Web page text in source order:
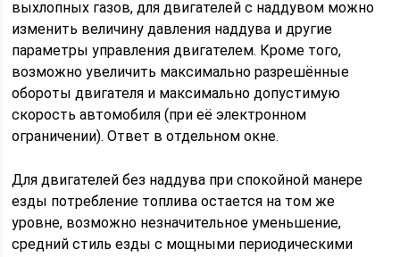
выхлопных газов, для двигателей с наддувом можно
изменить величину давления наддува и другие
параметры управления двигателем. Кроме того,
возможно увеличить максимально разрешённые
обороты двигателя и максимально допустимую
скорость автомобиля (при её электронном
ограничении). Ответ в отдельном окне.
Для двигателей без наддува при спокойной манере
езды потребление топлива остается на том же
уровне, возможно незначительное уменьшение,
средний стиль езды с мощными периодическими